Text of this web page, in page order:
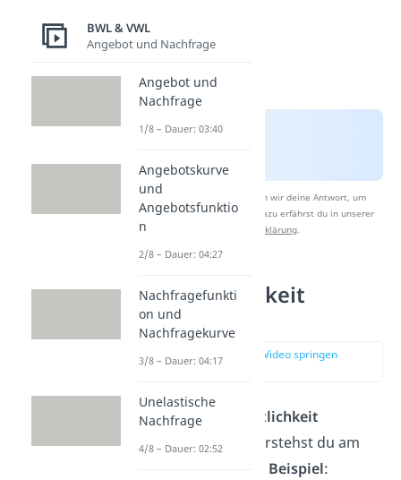
Nach Beantwortung speichern wir deine Antwort, um
Studyflix zu verbessern. Mehr dazu erfährst du in unserer
Datenschutzerklärung.
Wirtschaftlichkeit
berechnen
zur Stelle im Video springen
(02:06)
Wie du dieWirtschaftlichkeit
berechnenkannst, verstehst du am
Beispiel:
BWL & VWL
Angebot und Nachfrage
Angebot und
Nachfrage
1/8 – Dauer: 03:40
Angebotskurve
und
Angebotsfunktio
n
2/8 – Dauer: 04:27
Nachfragefunkti
on und
Nachfragekurve
3/8 – Dauer: 04:17
Unelastische
Nachfrage
4/8 – Dauer: 02:52